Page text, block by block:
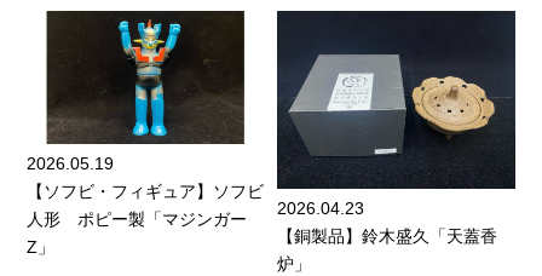
2026.05.19
【ソフビ・フィギュア】ソフビ
人形 ポピー製「マジンガー
Z」
2026.04.23
【銅製品】鈴木盛久「天蓋香
炉」